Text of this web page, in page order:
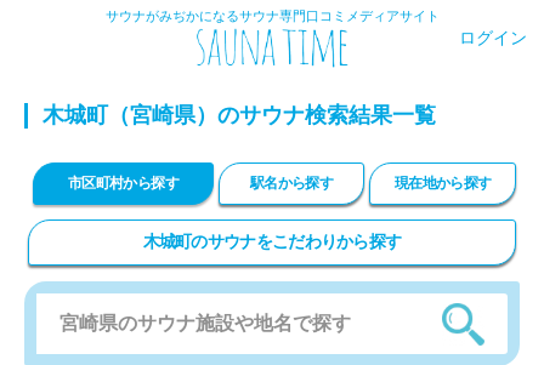
サウナがみぢかになるサウナ専門口コミメディアサイト
ログイン
木城町 （宮崎県）のサウナ検索結果一覧
市区町村から探す 駅名から探す 現在地から探す
木城町のサウナをこだわりから探す